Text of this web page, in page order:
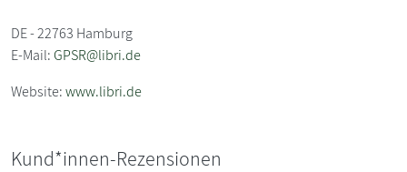
DE - 22763 Hamburg
E-Mail:GPSR@libri.de
Website:www.libri.de
Kund*innen-Rezensionen